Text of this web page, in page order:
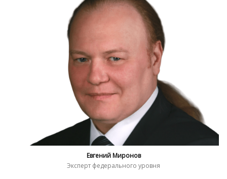
Евгений Миронов
Эксперт федерального уровня